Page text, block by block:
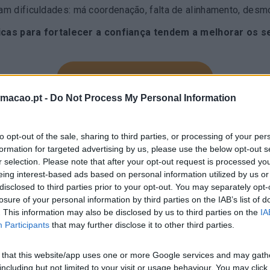
- Do Not Process My Personal Information
opt-out of the sale, sharing to third parties, or processing of your
for targeted advertising by us, please use the below opt-out
selection. Please note that after your opt-out request is processed
interest-based ads based on personal information utilized by us
to third parties prior to your opt-out. You may separately
of your personal information by third parties on the IAB’s list of
This information may also be disclosed by us to third parties on the
Participants that may further disclose it to other third parties.
that this website/app uses one or more Google services and may
but not limited to your visit or usage behaviour. You may
dificuldades: má coordenação, falta de alinhamento,
para fortalecer a confiança tendem a melhorar os
PEÇA-NOS UMA PROPOSTA
maiores especialistas mundiais no tema da
organizações a fomentar as boas práticas
de aprendizagem, o Trust & Go, com o